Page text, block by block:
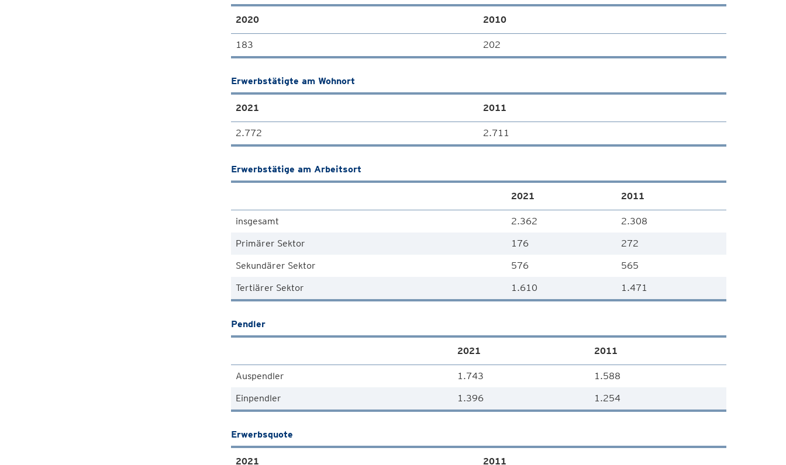
2020 2010
183 202
Erwerbstätigte am Wohnort
2021 2011
2.772 2.711
Erwerbstätige am Arbeitsort
2021 2011
insgesamt 2.362
2.308
Primärer Sektor
176
272
Sekundärer Sektor
576
565
Tertiärer Sektor
1.610 1.471
Pendler
2021 2011
Auspendler 1.743
1.588
Einpendler
1.396 1.254
Erwerbsquote
2021 2011